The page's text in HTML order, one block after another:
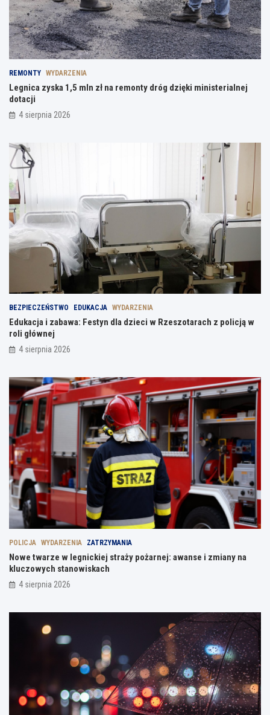
REMONTY WYDARZENIA
Legnica zyska 1,5 mln zł na remonty dróg dzięki ministerialnej
dotacji
4 sierpnia 2026
BEZPIECZEŃSTWO EDUKACJA WYDARZENIA
Edukacja i zabawa: Festyn dla dzieci w Rzeszotarach z policją w
roli głównej
4 sierpnia 2026
POLICJA WYDARZENIA ZATRZYMANIA
Nowe twarze w legnickiej straży pożarnej: awanse i zmiany na
kluczowych stanowiskach
4 sierpnia 2026